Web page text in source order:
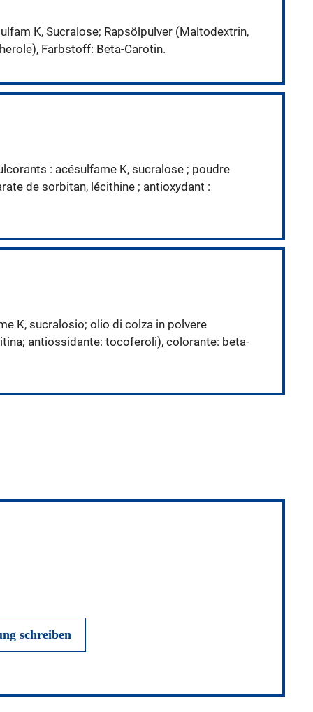
K, Sucralose; Rapsölpulver (Maltodextrin,
Farbstoff: Beta-Carotin.
: acésulfame K, sucralose ; poudre
de sorbitan, lécithine ; antioxydant :
K, sucralosio; olio di colza in polvere
antiossidante: tocoferoli), colorante: beta-